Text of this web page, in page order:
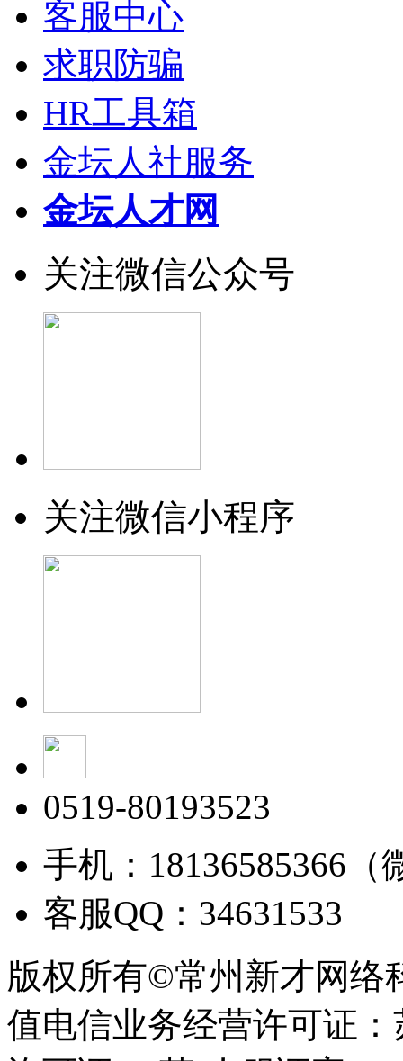
客服中心
求职防骗
HR工具箱
金坛人社服务
金坛人才网
关注微信公众号
关注微信小程序
0519-80193523
手机：18136585366（
客服QQ：34631533
版权所有©常州新才网络
值电信业务经营许可证